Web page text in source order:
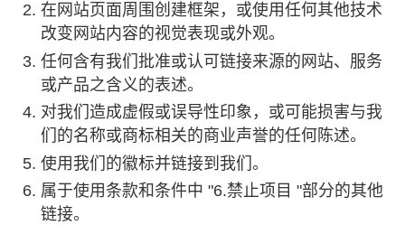
在网站页面周围创建框架，或使用任何其他技术
改变网站内容的视觉表现或外观。
任何含有我们批准或认可链接来源的网站、服务
或产品之含义的表述。
对我们造成虚假或误导性印象，或可能损害与我
们的名称或商标相关的商业声誉的任何陈述。
使用我们的徽标并链接到我们。
属于使用条款和条件中 "6.禁止项目 "部分的其他
链接。